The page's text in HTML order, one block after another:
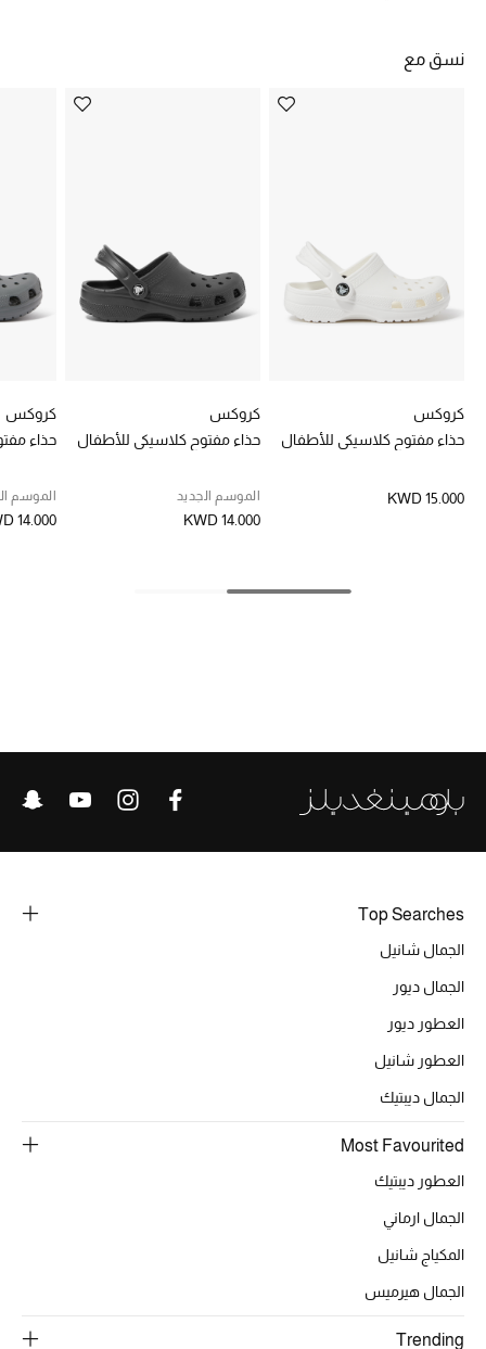
جديد لدينا
خصومات
ركن أناقة المنتجعات
حصريًا عبر الإنترنت
حقائب وأحذية متطابقة
ركن الفخامة
جميع الأحذية النسائية
جميع الحقائب النسائية
موضة نسائية
تسوقوا للنساء
نسق مع
كروكس
حذاء مفتوح كلاسيكي للأطفال
KWD 15.000
كروكس
حذاء مفتوح كلاسيكي للأطفال
الموسم الجديد
KWD 14.000
كروكس
حذاء
الموسم
14.000
Top Searches
الجمال شانيل
الجمال ديور
العطور ديور
العطور شانيل
الجمال ديبتيك
Most Favourited
العطور ديبتيك
الجمال ارماني
المكياج شانيل
الجمال هيرميس
Trending